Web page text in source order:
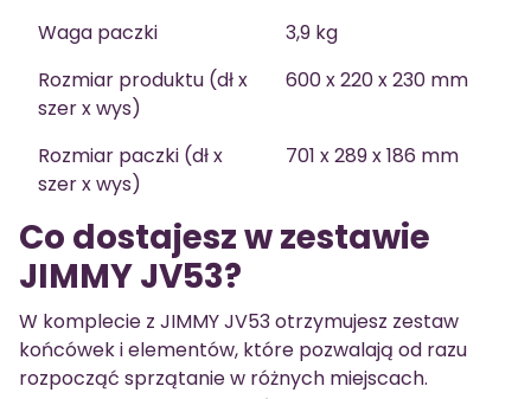
Waga paczki
3,9 kg
Rozmiar produktu (dł x
szer x wys)
600 x 220 x 230 mm
Rozmiar paczki (dł x
szer x wys)
701 x 289 x 186 mm
Co dostajesz w zestawie
JIMMY JV53?
W komplecie z JIMMY JV53 otrzymujesz zestaw
końcówek i elementów, które pozwalają od razu
rozpocząć sprzątanie w różnych miejscach.